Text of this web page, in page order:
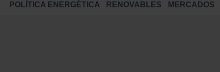
POLÍTICA ENERGÉTICA RENOVABLES MERCADOS